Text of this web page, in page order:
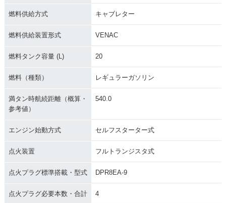
燃料供給方式 キャブレター
燃料供給装置形式 VENAC
燃料タンク容量 (L) 20
燃料（種類） レギュラーガソリン
満タン時航続距離（概算・
参考値）
540.0
エンジン始動方式 セルフスターター式
点火装置 フルトランジスタ式
点火プラグ標準搭載・型式 DPR8EA-9
点火プラグ必要本数・合計 4